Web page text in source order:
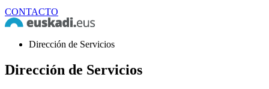
CONTACTO
Dirección de Servicios
Dirección de Servicios